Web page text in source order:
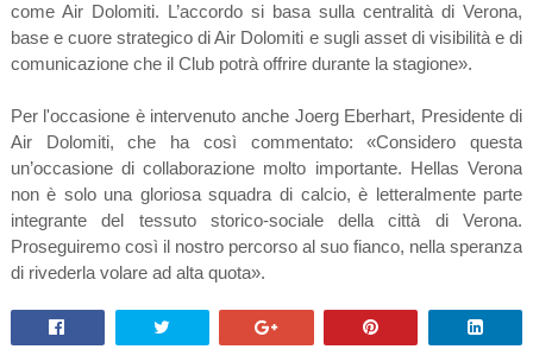
come Air Dolomiti. L’accordo si basa sulla centralità di Verona,
base e cuore strategico di Air Dolomiti e sugli asset di visibilità e di
comunicazione che il Club potrà offrire durante la stagione».
Per l'occasione è intervenuto anche Joerg Eberhart, Presidente di
Air Dolomiti, che ha così commentato: «Considero questa
un’occasione di collaborazione molto importante. Hellas Verona
non è solo una gloriosa squadra di calcio, è letteralmente parte
integrante del tessuto storico-sociale della città di Verona.
Proseguiremo così il nostro percorso al suo fianco, nella speranza
di rivederla volare ad alta quota».